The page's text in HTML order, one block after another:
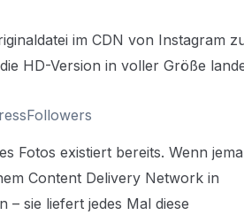
im CDN von Instagram
HD-Version in voller Größe
Fotos existiert bereits. Wenn
Content Delivery Network in
sie liefert jedes Mal diese